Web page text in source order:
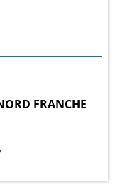
FRANCHE